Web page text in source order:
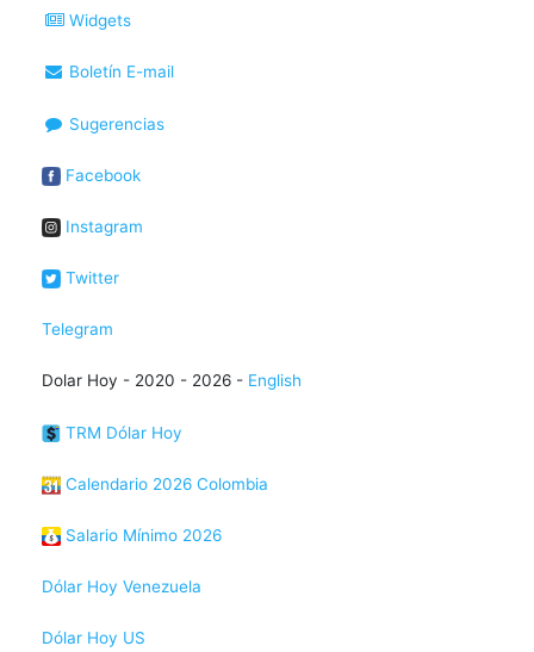
Widgets
Boletín E-mail
Sugerencias
Facebook
Instagram
Twitter
Telegram
Dolar Hoy - 2020 - 2026 - English
TRM Dólar Hoy
Calendario 2026 Colombia
Salario Mínimo 2026
Dólar Hoy Venezuela
Dólar Hoy US